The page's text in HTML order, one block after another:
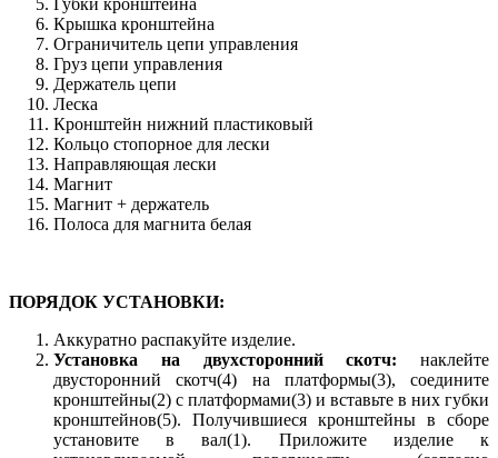
Губки кронштейна
Крышка кронштейна
Ограничитель цепи управления
Груз цепи управления
Держатель цепи
Леска
Кронштейн нижний пластиковый
Кольцо стопорное для лески
Направляющая лески
Магнит
Магнит + держатель
Полоса для магнита белая
ПОРЯДОК УСТАНОВКИ:
Аккуратно распакуйте изделие.
Установка на двухсторонний скотч: наклейте
двусторонний скотч(4) на платформы(3), соедините
кронштейны(2) с платформами(3) и вставьте в них губки
кронштейнов(5). Получившиеся кронштейны в сборе
установите в вал(1). Приложите изделие к